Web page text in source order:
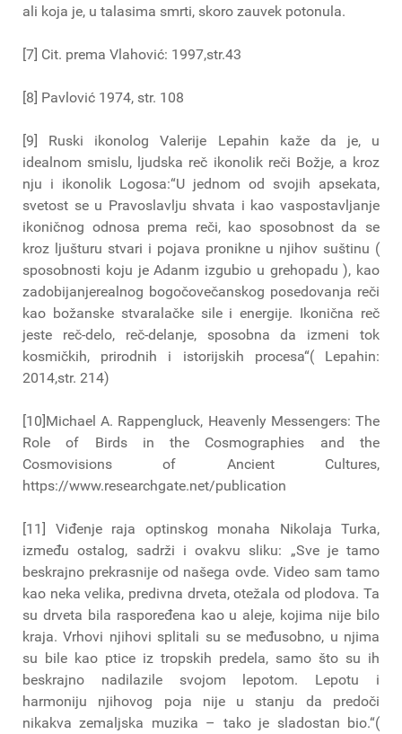
ali koja je, u talasima smrti, skoro zauvek potonula.
[7] Cit. prema Vlahović: 1997,str.43
[8] Pavlović 1974, str. 108
[9] Ruski ikonolog Valerije Lepahin kaže da je, u
idealnom smislu, ljudska reč ikonolik reči Božje, a kroz
nju i ikonolik Logosa:“U jednom od svojih apsekata,
svetost se u Pravoslavlju shvata i kao vaspostavljanje
ikoničnog odnosa prema reči, kao sposobnost da se
kroz ljušturu stvari i pojava pronikne u njihov suštinu (
sposobnosti koju je Adanm izgubio u grehopadu ), kao
zadobijanjerealnog bogočovečanskog posedovanja reči
kao božanske stvaralačke sile i energije. Ikonična reč
jeste reč-delo, reč-delanje, sposobna da izmeni tok
kosmičkih, prirodnih i istorijskih procesa“( Lepahin:
2014,str. 214)
[10]Michael A. Rappengluck, Heavenly Messengers: The
Role of Birds in the Cosmographies and the
Cosmovisions of Ancient Cultures,
https://www.researchgate.net/publication
[11] Viđenje raja optinskog monaha Nikolaja Turka,
između ostalog, sadrži i ovakvu sliku: „Sve je tamo
beskrajno prekrasnije od našega ovde. Video sam tamo
kao neka velika, predivna drveta, otežala od plodova. Ta
su drveta bila raspoređena kao u aleje, kojima nije bilo
kraja. Vrhovi njihovi splitali su se međusobno, u njima
su bile kao ptice iz tropskih predela, samo što su ih
beskrajno nadilazile svojom lepotom. Lepotu i
harmoniju njihovog poja nije u stanju da predoči
nikakva zemaljska muzika – tako je sladostan bio.“(